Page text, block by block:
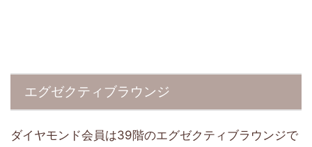
エグゼクティブラウンジ
ダイヤモンド会員は39階のエグゼクティブラウンジで